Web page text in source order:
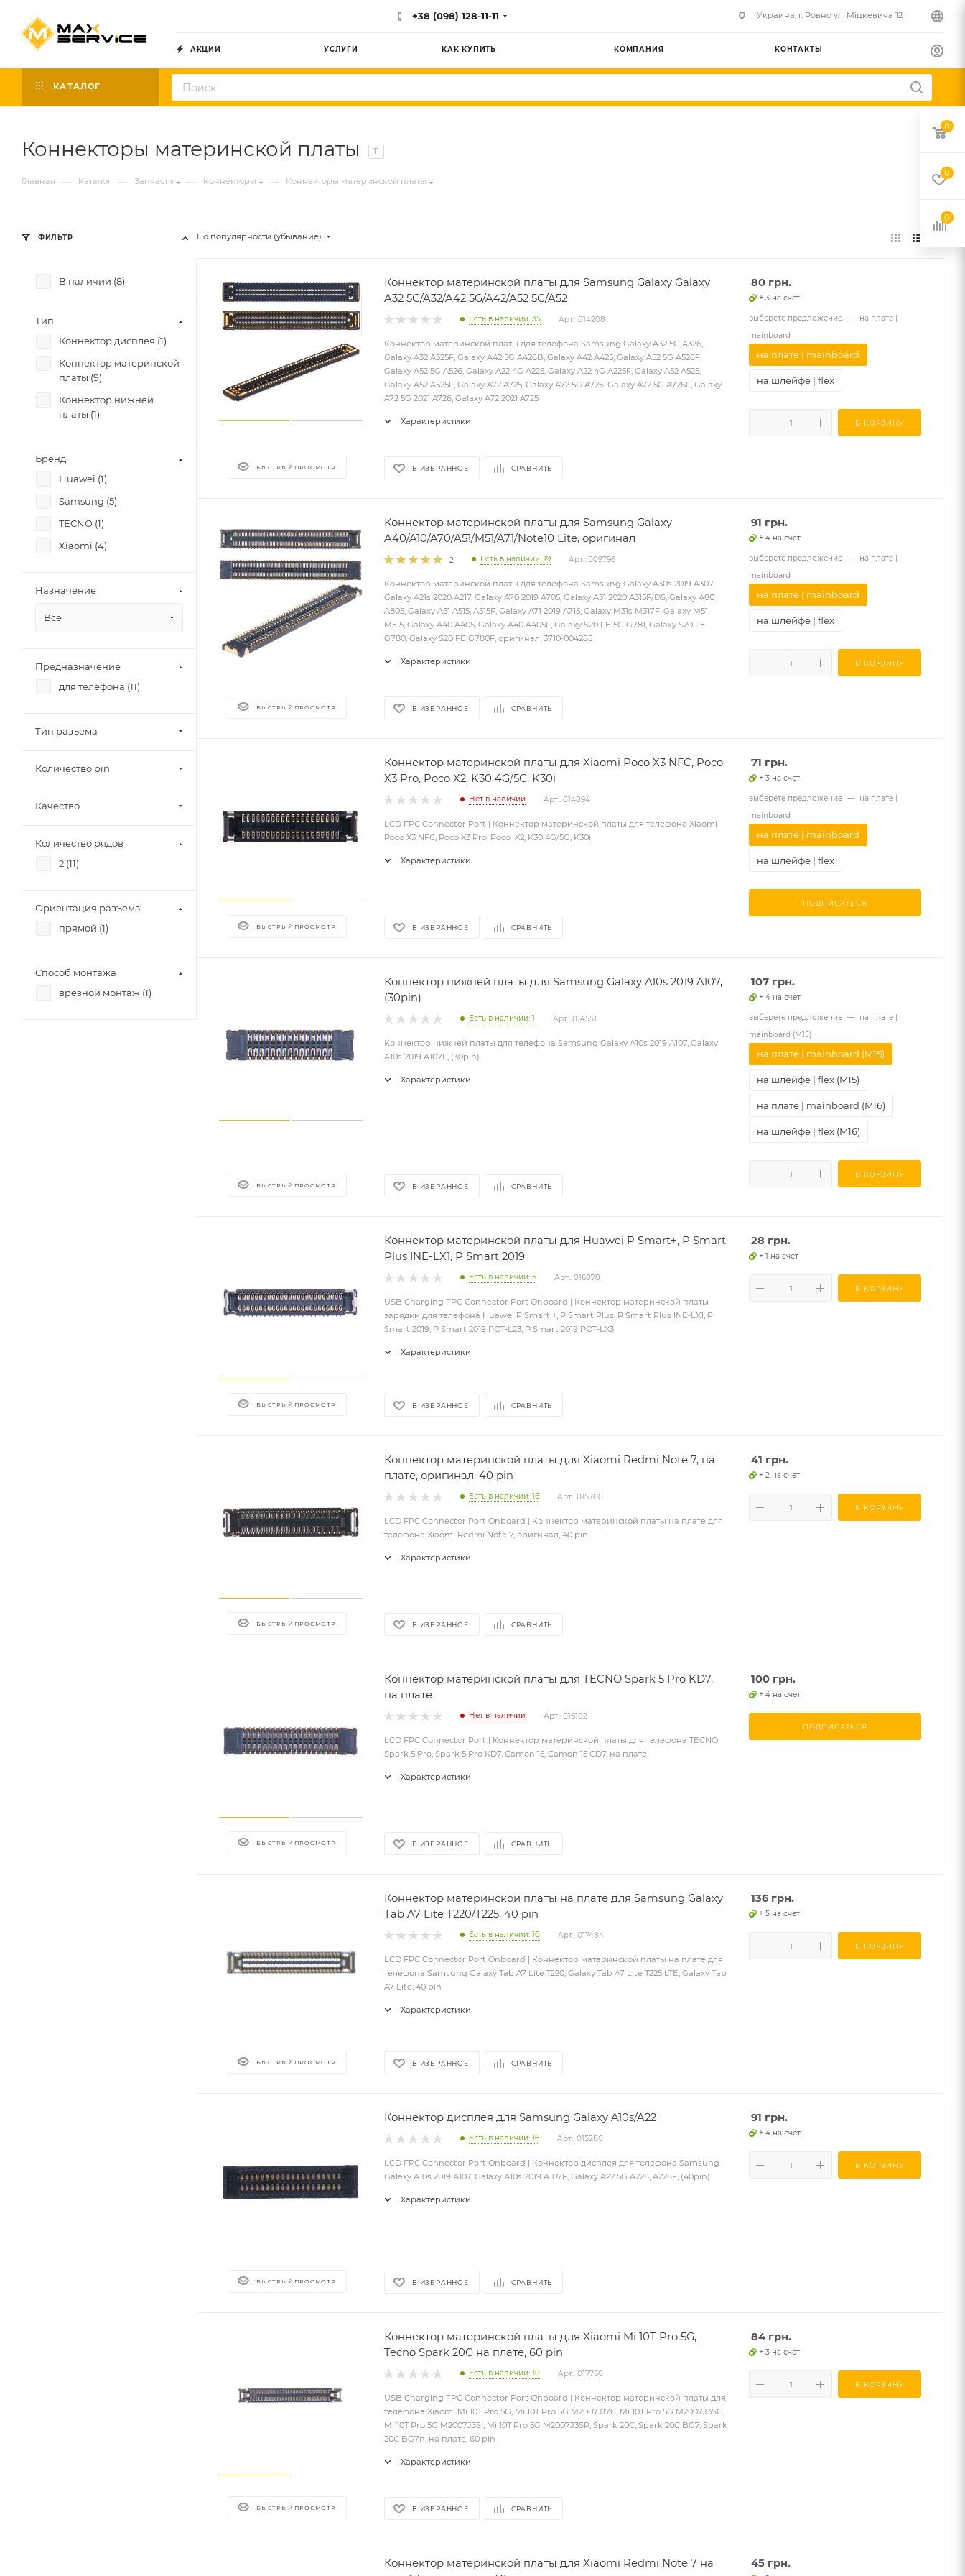
+38 (098) 128-11-11 Украина, г. Ровно ул. Міцкевича 12
АКЦИИ УСЛУГИ КАК КУПИТЬ КОМПАНИЯ КОНТАКТЫ
КАТАЛОГ
Коннекторы материнской платы 11
Главная — Каталог — Запчасти — Коннекторы — Коннекторы материнской платы
По популярности (убывание)
БЫСТРЫЙ ПРОСМОТР
Коннектор материнской платы для Samsung Galaxy Galaxy
A32 5G/A32/A42 5G/A42/A52 5G/A52
Есть в наличии: 35 Арт.: 014208
Коннектор материнской платы для телефона Samsung Galaxy A32 5G A326,
Galaxy A32 A325F, Galaxy A42 5G A426B, Galaxy A42 A425, Galaxy A52 5G A526F,
Galaxy A52 5G A526, Galaxy A22 4G A225, Galaxy A22 4G A225F, Galaxy A52 A525,
Galaxy A52 A525F, Galaxy A72 A725, Galaxy A72 5G A726, Galaxy A72 5G A726F, Galaxy
A72 5G 2021 A726, Galaxy A72 2021 A725
Характеристики
В ИЗБРАННОЕ СРАВНИТЬ
80 грн.
+ 3 на счет
выберете предложение —
на плате |
mainboard
на плате | mainboard
на шлейфе | flex
В КОРЗИНУ
БЫСТРЫЙ ПРОСМОТР
Коннектор материнской платы для Samsung Galaxy
A40/A10/A70/A51/M51/A71/Note10 Lite, оригинал
2 Есть в наличии: 19 Арт.: 009796
Коннектор материнской платы для телефона Samsung Galaxy A30s 2019 A307,
Galaxy A21s 2020 A217, Galaxy A70 2019 A705, Galaxy A31 2020 A315F/DS, Galaxy A80
A805, Galaxy A51 A515, A515F, Galaxy A71 2019 A715, Galaxy M31s M317F, Galaxy M51
M515, Galaxy A40 A405, Galaxy A40 A405F, Galaxy S20 FE 5G G781, Galaxy S20 FE
G780, Galaxy S20 FE G780F, оригинал, 3710-004285
Характеристики
В ИЗБРАННОЕ СРАВНИТЬ
91 грн.
+ 4 на счет
выберете предложение —
на плате |
mainboard
на плате | mainboard
на шлейфе | flex
В КОРЗИНУ
БЫСТРЫЙ ПРОСМОТР
Коннектор материнской платы для Xiaomi Poco X3 NFC, Poco
X3 Pro, Poco X2, K30 4G/5G, K30i
Нет в наличии Арт.: 014894
LCD FPC Connector Port | Коннектор материнской платы для телефона Xiaomi
Poco X3 NFC, Poco X3 Pro, Poco X2, K30 4G/5G, K30i
Характеристики
В ИЗБРАННОЕ СРАВНИТЬ
71 грн.
+ 3 на счет
выберете предложение —
на плате |
mainboard
на плате | mainboard
на шлейфе | flex
ПОДПИСАТЬСЯ
БЫСТРЫЙ ПРОСМОТР
Коннектор нижней платы для Samsung Galaxy A10s 2019 A107,
(30pin)
Есть в наличии: 1 Арт.: 014551
Коннектор нижней платы для телефона Samsung Galaxy A10s 2019 A107, Galaxy
A10s 2019 A107F, (30pin)
Характеристики
В ИЗБРАННОЕ СРАВНИТЬ
107 грн.
+ 4 на счет
выберете предложение —
на плате |
mainboard (M15)
на плате | mainboard (M15)
на шлейфе | flex (M15)
на плате | mainboard (M16)
на шлейфе | flex (M16)
В КОРЗИНУ
БЫСТРЫЙ ПРОСМОТР
Коннектор материнской платы для Huawei P Smart+, P Smart
Plus INE-LX1, P Smart 2019
Есть в наличии: 5 Арт.: 016878
USB Charging FPC Connector Port Onboard | Коннектор материнской платы
зарядки для телефона Huawei P Smart +, P Smart Plus, P Smart Plus INE-LX1, P
Smart 2019, P Smart 2019 POT-L23, P Smart 2019 POT-LX3
Характеристики
В ИЗБРАННОЕ СРАВНИТЬ
28 грн.
+ 1 на счет
В КОРЗИНУ
БЫСТРЫЙ ПРОСМОТР
Коннектор материнской платы для Xiaomi Redmi Note 7, на
плате, оригинал, 40 pin
Есть в наличии: 16 Арт.: 015700
LCD FPC Connector Port Onboard | Коннектор материнской платы на плате для
телефона Xiaomi Redmi Note 7, оригинал, 40 pin
Характеристики
В ИЗБРАННОЕ СРАВНИТЬ
41 грн.
+ 2 на счет
В КОРЗИНУ
БЫСТРЫЙ ПРОСМОТР
Коннектор материнской платы для TECNO Spark 5 Pro KD7,
на плате
Нет в наличии Арт.: 016102
LCD FPC Connector Port | Коннектор материнской платы для телефона TECNO
Spark 5 Pro, Spark 5 Pro KD7, Camon 15, Camon 15 CD7, на плате
Характеристики
В ИЗБРАННОЕ СРАВНИТЬ
100 грн.
+ 4 на счет
ПОДПИСАТЬСЯ
БЫСТРЫЙ ПРОСМОТР
Коннектор материнской платы на плате для Samsung Galaxy
Tab A7 Lite T220/T225, 40 pin
Есть в наличии: 10 Арт.: 017484
LCD FPC Connector Port Onboard | Коннектор материнской платы на плате для
телефона Samsung Galaxy Tab A7 Lite T220, Galaxy Tab A7 Lite T225 LTE, Galaxy Tab
A7 Lite, 40 pin
Характеристики
В ИЗБРАННОЕ СРАВНИТЬ
136 грн.
+ 5 на счет
В КОРЗИНУ
БЫСТРЫЙ ПРОСМОТР
Коннектор дисплея для Samsung Galaxy A10s/A22
Есть в наличии: 16 Арт.: 015280
LCD FPC Connector Port Onboard | Коннектор дисплея для телефона Samsung
Galaxy A10s 2019 A107, Galaxy A10s 2019 A107F, Galaxy A22 5G A226, A226F, (40pin)
Характеристики
В ИЗБРАННОЕ СРАВНИТЬ
91 грн.
+ 4 на счет
В КОРЗИНУ
БЫСТРЫЙ ПРОСМОТР
Коннектор материнской платы для Xiaomi Mi 10T Pro 5G,
Tecno Spark 20C на плате, 60 pin
Есть в наличии: 10 Арт.: 017760
USB Charging FPC Connector Port Onboard | Коннектор материнской платы для
телефона Xiaomi Mi 10T Pro 5G, Mi 10T Pro 5G M2007J17C, Mi 10T Pro 5G M2007J3SG,
Mi 10T Pro 5G M2007J3SI, Mi 10T Pro 5G M2007J3SP, Spark 20C, Spark 20C BG7, Spark
20C BG7n, на плате, 60 pin
Характеристики
В ИЗБРАННОЕ СРАВНИТЬ
84 грн.
+ 3 на счет
В КОРЗИНУ
Коннектор материнской платы для Xiaomi Redmi Note 7 на
45 грн.
ФИЛЬТР
В наличии (8)
Тип
Коннектор дисплея (1)
Коннектор материнской
платы (9)
Коннектор нижней
платы (1)
Бренд
Huawei (1)
Samsung (5)
TECNO (1)
Xiaomi (4)
Назначение
Все
Предназначение
для телефона (11)
Тип разъема
Количество pin
Качество
Количество рядов
2 (11)
Ориентация разъема
прямой (1)
Способ монтажа
врезной монтаж (1)
0
0
0